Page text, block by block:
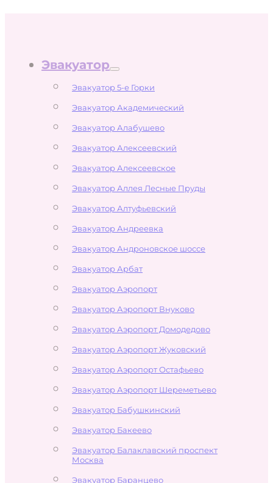
Эвакуатор
Эвакуатор 5-е Горки
Эвакуатор Академический
Эвакуатор Алабушево
Эвакуатор Алексеевский
Эвакуатор Алексеевское
Эвакуатор Аллея Лесные Пруды
Эвакуатор Алтуфьевский
Эвакуатор Андреевка
Эвакуатор Андроновское шоссе
Эвакуатор Арбат
Эвакуатор Аэропорт
Эвакуатор Аэропорт Внуково
Эвакуатор Аэропорт Домодедово
Эвакуатор Аэропорт Жуковский
Эвакуатор Аэропорт Остафьево
Эвакуатор Аэропорт Шереметьево
Эвакуатор Бабушкинский
Эвакуатор Бакеево
Эвакуатор Балаклавский проспект
Москва
Эвакуатор Баранцево